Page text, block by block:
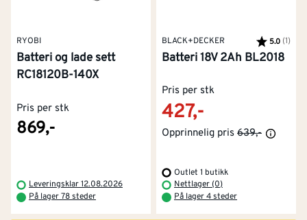
RYOBI
Batteri og lade sett
RC18120B-140X
Pris per stk
869,-
Leveringsklar 12.08.2026
På lager 78 steder
BLACK+DECKER Karakter:
5.0 (1)
Batteri 18V 2Ah BL2018
Pris per stk
427,-
Opprinnelig pris 639,-
Outlet 1 butikk
Nettlager (0)
På lager 4 steder